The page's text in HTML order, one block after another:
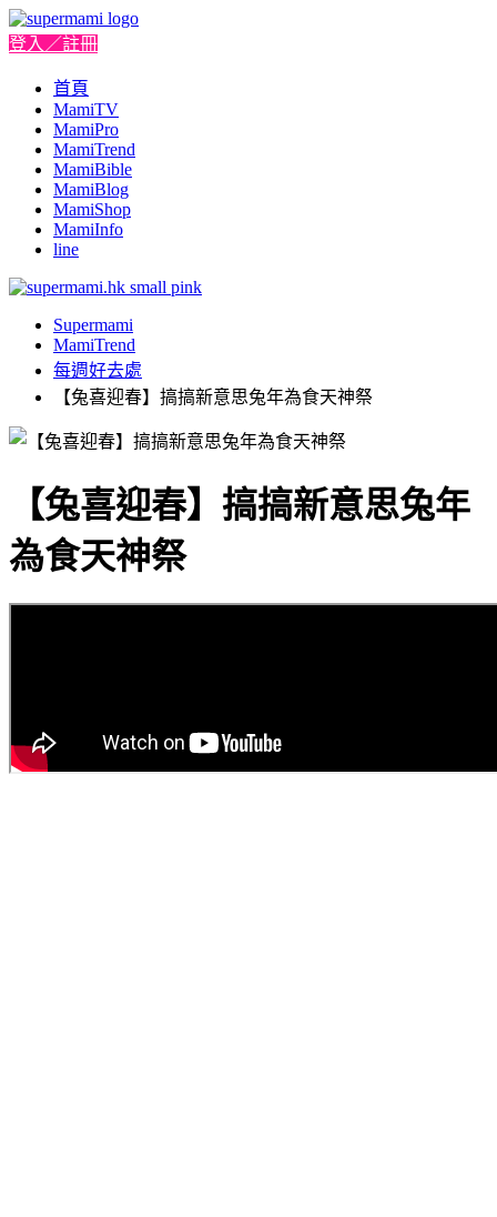
登入／註冊
首頁
MamiTV
MamiPro
MamiTrend
MamiBible
MamiBlog
MamiShop
MamiInfo
line
Supermami
MamiTrend
每週好去處
【兔喜迎春】搞搞新意思兔年為食天神祭
【兔喜迎春】搞搞新意思兔年
為食天神祭